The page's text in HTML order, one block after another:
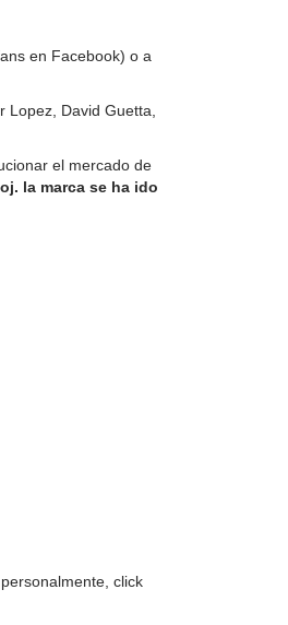
en Facebook) o a
David Guetta,
el mercado de
la marca se ha ido
click